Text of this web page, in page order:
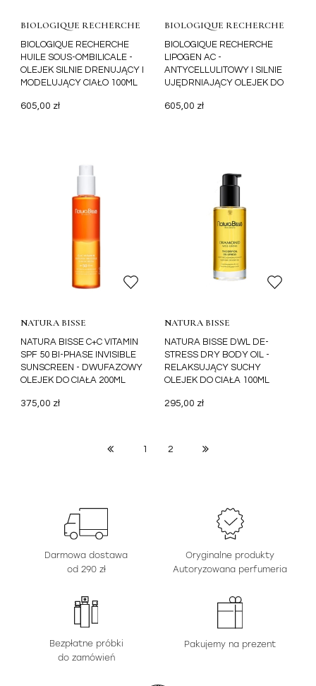
BIOLOGIQUE RECHERCHE
HUILE SOUS-OMBILICALE -
OLEJEK SILNIE DRENUJĄCY I
MODELUJĄCY CIAŁO 100ML
BIOLOGIQUE RECHERCHE
605,00 zł
BIOLOGIQUE RECHERCHE
LIPOGEN AC -
ANTYCELLULITOWY I SILNIE
UJĘDRNIAJĄCY OLEJEK DO
BIOLOGIQUE RECHERCHE
605,00 zł
NATURA BISSE C+C VITAMIN
SPF 50 BI-PHASE INVISIBLE
SUNSCREEN - DWUFAZOWY
OLEJEK DO CIAŁA 200ML
NATURA BISSE
375,00 zł
NATURA BISSE DWL DE-
STRESS DRY BODY OIL -
RELAKSUJĄCY SUCHY
OLEJEK DO CIAŁA 100ML
NATURA BISSE
295,00 zł
1 2
Darmowa dostawa
od 290 zł
Oryginalne produkty
Autoryzowana perfumeria
Bezpłatne próbki
do zamówień
Pakujemy na prezent